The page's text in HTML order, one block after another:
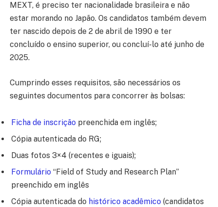
MEXT, é preciso ter nacionalidade brasileira e não
estar morando no Japão. Os candidatos também devem
ter nascido depois de 2 de abril de 1990 e ter
concluído o ensino superior, ou concluí-lo até junho de
2025.
Cumprindo esses requisitos, são necessários os
seguintes documentos para concorrer às bolsas:
Ficha de inscrição preenchida em inglês;
Cópia autenticada do RG;
Duas fotos 3×4 (recentes e iguais);
Formulário “Field of Study and Research Plan”
preenchido em inglês
Cópia autenticada do histórico acadêmico (candidatos